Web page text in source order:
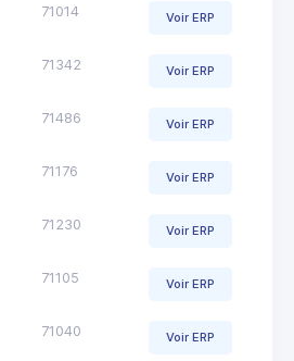
71014 Voir ERP
71342 Voir ERP
71486 Voir ERP
71176 Voir ERP
71230 Voir ERP
71105 Voir ERP
71040 Voir ERP